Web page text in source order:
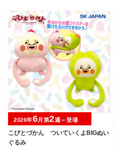
こびとづかん ついていくよBIGぬい
ぐるみ
2026年6月第2週～登場